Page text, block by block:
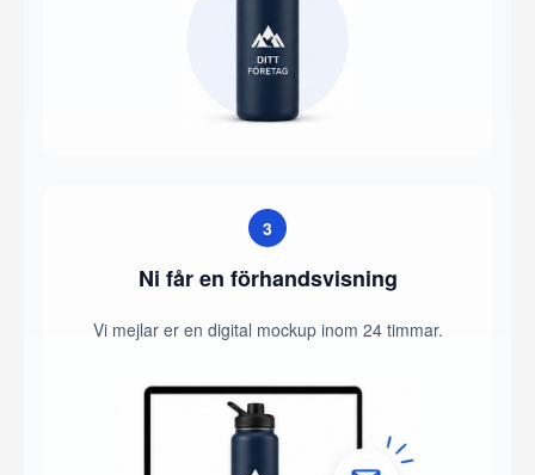
3
Ni får en förhandsvisning
Vi mejlar er en digital mockup inom 24 timmar.